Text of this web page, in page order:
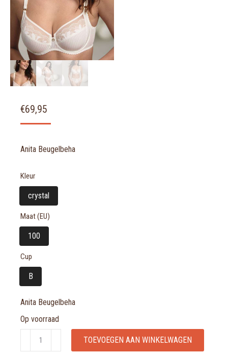
€69,95
Anita Beugelbeha
Kleur
crystal
Maat (EU)
100
Cup
B
Anita Beugelbeha
Op voorraad
Beugelbeha
TOEVOEGEN AAN WINKELWAGEN